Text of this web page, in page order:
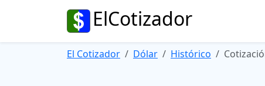
ElCotizador
El Cotizador Dólar Histórico